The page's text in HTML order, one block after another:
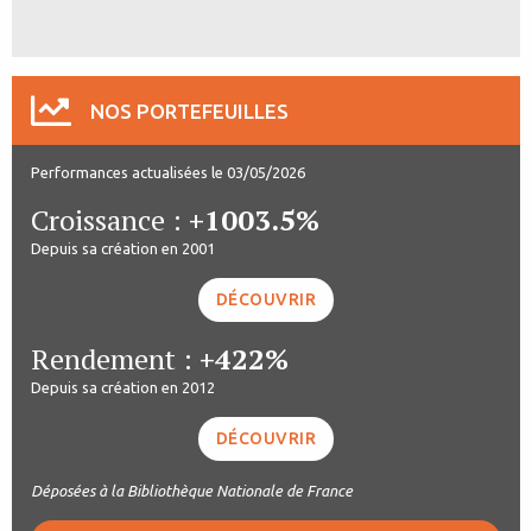
NOS PORTEFEUILLES
Performances actualisées le 03/05/2026
Croissance : +1003.5%
Depuis sa création en 2001
DÉCOUVRIR
Rendement : +422%
Depuis sa création en 2012
DÉCOUVRIR
Déposées à la Bibliothèque Nationale de France